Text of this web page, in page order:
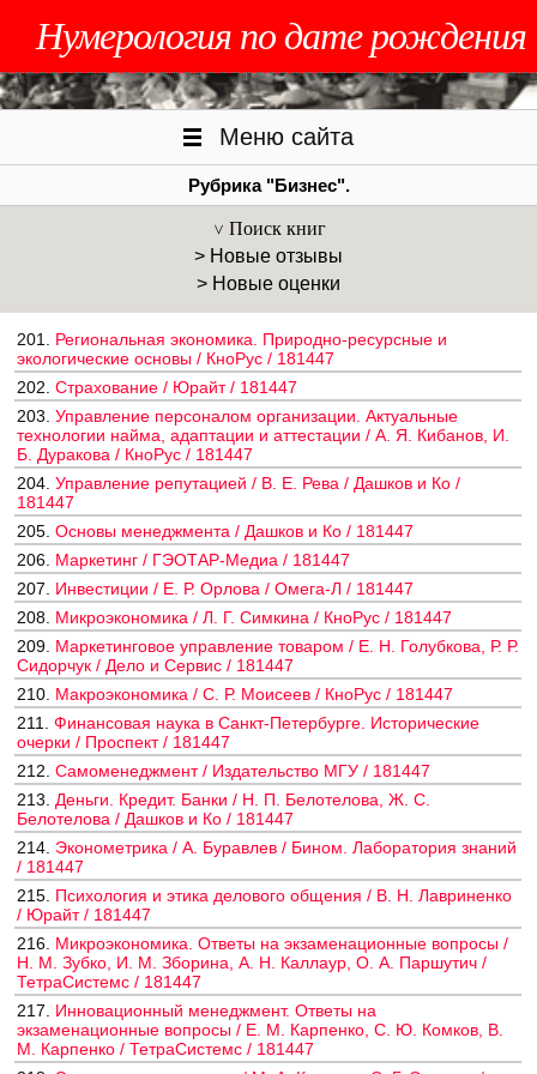
Нумерология по дате рождения
Меню сайта
Рубрика "Бизнес".
Поиск книг
> Новые отзывы
> Новые оценки
201. Региональная экономика. Природно-ресурсные и
экологические основы / КноРус / 181447
202. Страхование / Юрайт / 181447
203. Управление персоналом организации. Актуальные
технологии найма, адаптации и аттестации / А. Я. Кибанов, И.
Б. Дуракова / КноРус / 181447
204. Управление репутацией / В. Е. Рева / Дашков и Ко /
181447
205. Основы менеджмента / Дашков и Ко / 181447
206. Маркетинг / ГЭОТАР-Медиа / 181447
207. Инвестиции / Е. Р. Орлова / Омега-Л / 181447
208. Микроэкономика / Л. Г. Симкина / КноРус / 181447
209. Маркетинговое управление товаром / Е. Н. Голубкова, Р. Р.
Сидорчук / Дело и Сервис / 181447
210. Макроэкономика / С. Р. Моисеев / КноРус / 181447
211. Финансовая наука в Санкт-Петербурге. Исторические
очерки / Проспект / 181447
212. Самоменеджмент / Издательство МГУ / 181447
213. Деньги. Кредит. Банки / Н. П. Белотелова, Ж. С.
Белотелова / Дашков и Ко / 181447
214. Эконометрика / А. Буравлев / Бином. Лаборатория знаний
/ 181447
215. Психология и этика делового общения / В. Н. Лавриненко
/ Юрайт / 181447
216. Микроэкономика. Ответы на экзаменационные вопросы /
Н. М. Зубко, И. М. Зборина, А. Н. Каллаур, О. А. Паршутич /
ТетраСистемс / 181447
217. Инновационный менеджмент. Ответы на
экзаменационные вопросы / Е. М. Карпенко, С. Ю. Комков, В.
М. Карпенко / ТетраСистемс / 181447